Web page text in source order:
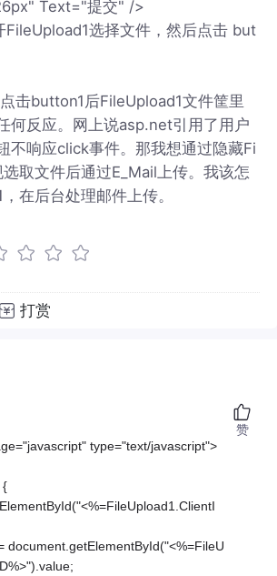
Text="提交" />
选择文件，然后点击 but
击button1后FileUpload1文件筐里
何反应。网上说asp.net引用了用户
不响应click事件。那我想通过隐藏Fi
取文件后通过E_Mail上传。我该怎
在后台处理邮件上传。
打赏
type="text/javascript">
{
document.getElementById("<%=FileU
赞